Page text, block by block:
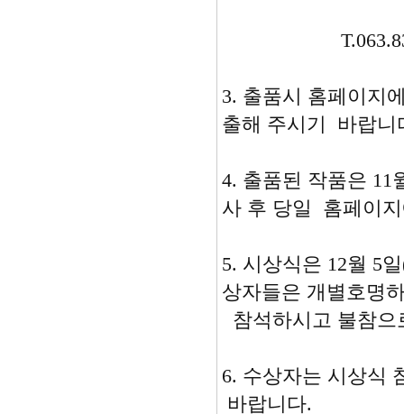
T.063.837-
3. 출품시 홈페이지
출해 주시기 바랍니
4. 출품된 작품은 11
사 후 당일 홈페이
5. 시상식은 12월 5
상자들은 개별호명
참석하시고 불참
6. 수상자는 시상식
바랍니다.